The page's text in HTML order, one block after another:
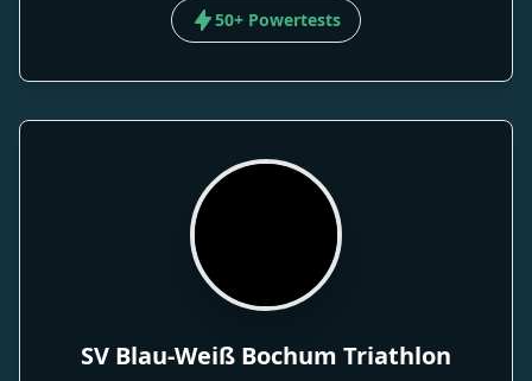
50+ Powertests
SV Blau-Weiß Bochum Triathlon